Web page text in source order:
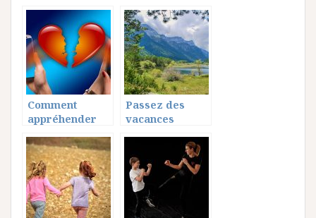
partage
équitable
conversations
de couple?
Comment
appréhender
amoureuse qui
finit mal ?
Passez des
vacances
sans sortir de
la France: c’est
possible!